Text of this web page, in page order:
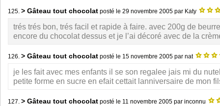
125. > Gâteau tout chocolat posté le 29 novembre 2005 par Katy
trés trés bon, trés facil et rapide à faire. avec 200g de
encore du chocolat dessus et je l’ai décoré avec de la
126. > Gâteau tout chocolat posté le 15 novembre 2005 par nat
je les fait avec mes enfants il se son regalee jais mi du
petite forme en sucre en efait cettait lanniversaire de mon
127. > Gâteau tout chocolat posté le 11 novembre 2005 par inconnu